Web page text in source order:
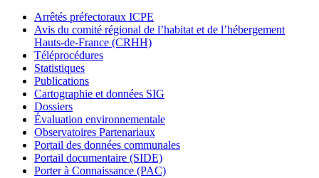
Arrêtés préfectoraux ICPE
Avis du comité régional de l’habitat et de l’hébergement
Hauts-de-France (CRHH)
Téléprocédures
Statistiques
Publications
Cartographie et données SIG
Dossiers
Évaluation environnementale
Observatoires Partenariaux
Portail des données communales
Portail documentaire (SIDE)
Porter à Connaissance (PAC)